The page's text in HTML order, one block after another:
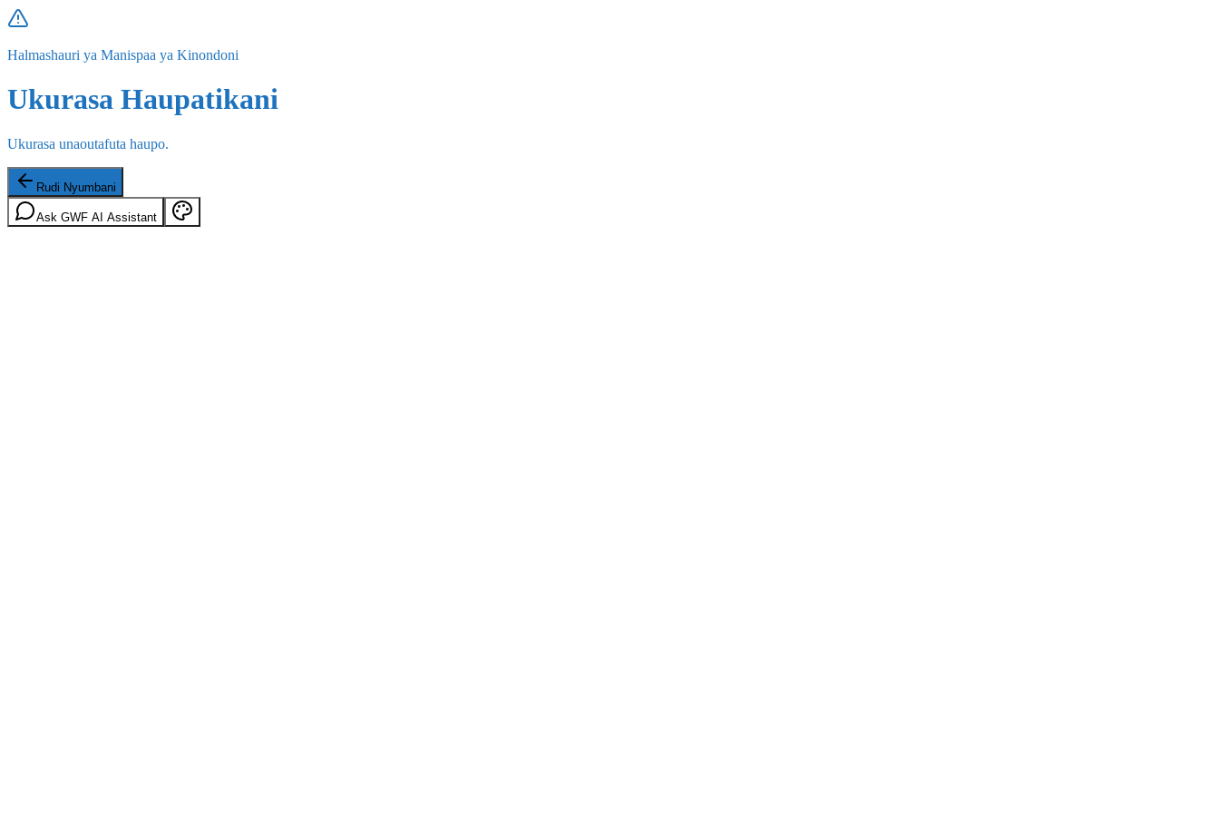
Halmashauri ya Manispaa ya Kinondoni
Ukurasa Haupatikani
Ukurasa unaoutafuta haupo.
Rudi Nyumbani
Ask GWF AI Assistant